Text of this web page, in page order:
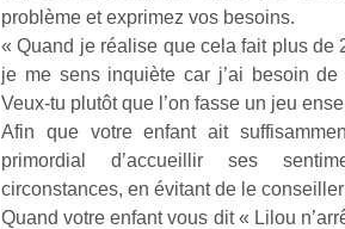
problème et exprimez vos besoins.
« Quand je réalise que cela fait plus de
je me sens inquiète car j’ai besoin
Veux-tu plutôt que l’on fasse un jeu
Afin que votre enfant ait
primordial d’accueillir ses
circonstances, en évitant de le
Quand votre enfant vous dit « Lilou
divertissement,
activité
physique
ou
apprentissage…
de…